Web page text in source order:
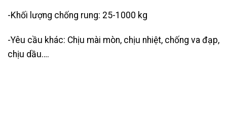
-Khối lượng chống rung: 25-1000 kg
-Yêu cầu khác: Chịu mài mòn, chịu nhiệt, chống va đạp,
chịu dầu….